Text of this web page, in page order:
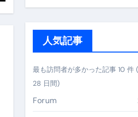
全
／FDA／ソラシドエアを目的別に
選ばれている新定番ドメイン
容 #健康 #雑学 #ナレーター #小
人気記事
最も訪問者が多かった記事 10 件
28 日間)
Forum